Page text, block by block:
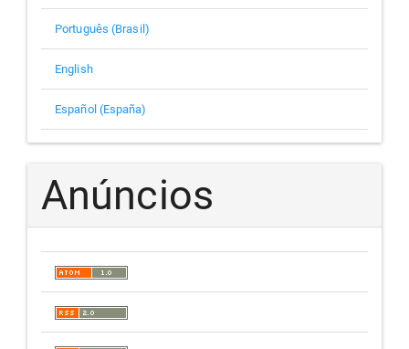
Português (Brasil)
English
Español (España)
Anúncios